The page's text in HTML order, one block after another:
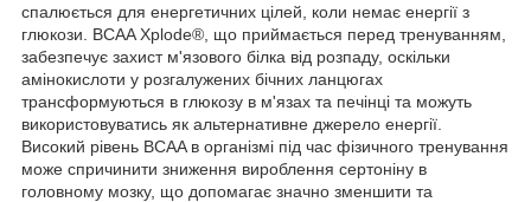
спалюється для енергетичних цілей, коли немає енергії з
глюкози. BCAA Xplode®, що приймається перед тренуванням,
забезпечує захист м'язового білка від розпаду, оскільки
амінокислоти у розгалужених бічних ланцюгах
трансформуються в глюкозу в м'язах та печінці та можуть
використовуватись як альтернативне джерело енергії.
Високий рівень BCAA в організмі під час фізичного тренування
може спричинити зниження вироблення сертоніну в
головному мозку, що допомагає значно зменшити та